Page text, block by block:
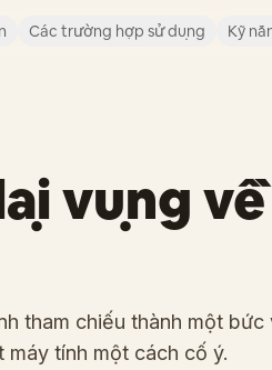
Các trường hợp sử dụng Kỹ
vụng
tham chiếu thành một
tính một cách cố ý.